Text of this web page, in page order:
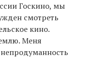
Госкино, мы
смотреть
кино.
Меня
непродуманность